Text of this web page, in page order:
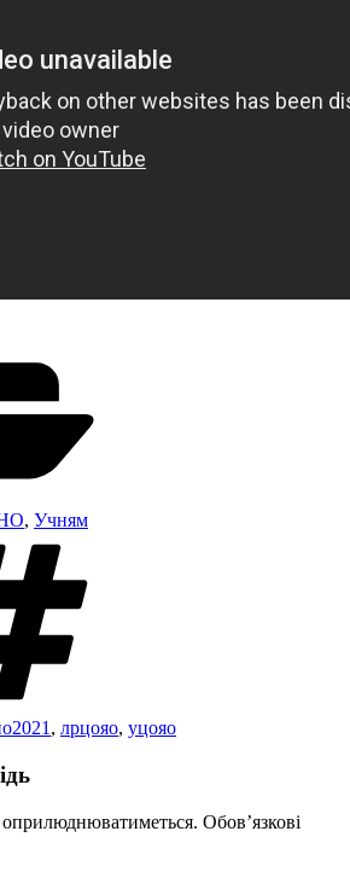
, Учням
, лрцояо, уцояо
Обов’язкові